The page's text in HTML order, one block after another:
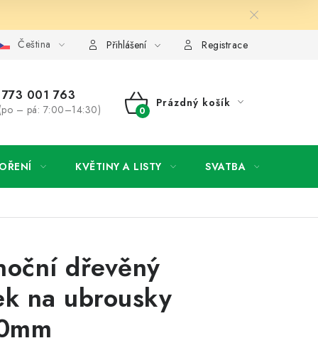
osobních údajů Jak získat lepší ceny? Moje objednávka
Čeština Přihlášení Registrace
001 763
– pá: 7:00–14:30)
NÁKUPNÍ
Prázdný košík
KVĚTINY A LISTY SVATBA
dřevěný
na ubrousky